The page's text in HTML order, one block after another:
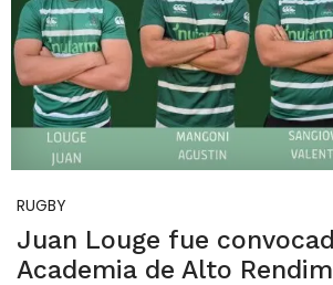
RUGBY
Juan Louge fue
Academia de Alto